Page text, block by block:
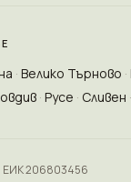
Велико Търново
Русе Сливен
ЕИК 206803456